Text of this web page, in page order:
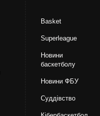
Basket
Superleague
Новини
баскетболу
Новини ФБУ
Суддівство